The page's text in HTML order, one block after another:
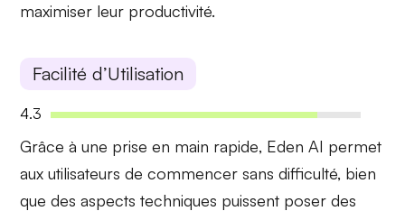
maximiser leur productivité.
Facilité d’Utilisation
4.3
Grâce à une prise en main rapide, Eden AI permet
aux utilisateurs de commencer sans difficulté, bien
que des aspects techniques puissent poser des